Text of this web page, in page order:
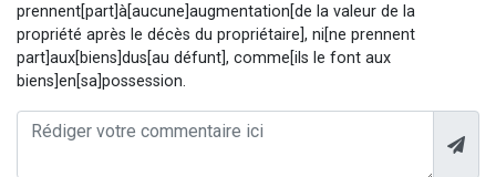
prennent[part]à[aucune]augmentation[de la valeur de la
propriété après le décès du propriétaire], ni[ne prennent
part]aux[biens]dus[au défunt], comme[ils le font aux
biens]en[sa]possession.